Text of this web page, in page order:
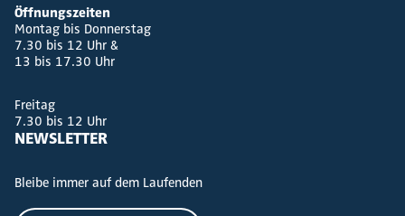
Öffnungszeiten
Montag bis Donnerstag
7.30 bis 12 Uhr &
13 bis 17.30 Uhr
Freitag
7.30 bis 12 Uhr
NEWSLETTER
Bleibe immer auf dem Laufenden